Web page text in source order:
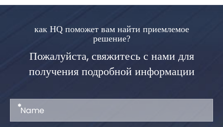
как HQ поможет вам найти приемлемое
решение?
Пожалуйста, свяжитесь с нами для
получения подробной информации
*